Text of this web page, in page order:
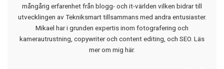
mångårig erfarenhet från blogg- och it-världen vilken bidrar till
utvecklingen av Tekniksmart tillsammans med andra entusiaster.
Mikael har i grunden expertis inom fotografering och
kamerautrustning, copywriter och content editing, och SEO. Läs
mer om mig här.